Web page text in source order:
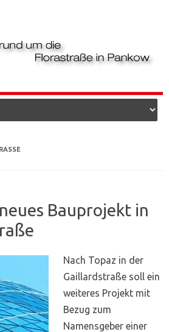
Bauprojekt in
Nach Topaz in der
Gaillardstraße soll ein
weiteres Projekt mit
Bezug zum
Namensgeber einer